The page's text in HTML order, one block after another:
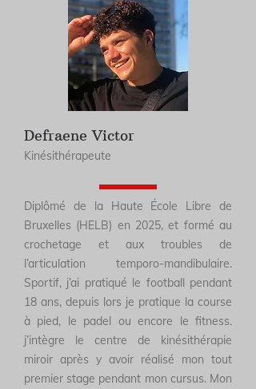
Defraene Victor
Kinésithérapeute
Diplômé de la Haute École Libre de
Bruxelles (HELB) en 2025, et formé au
crochetage et aux troubles de
l’articulation temporo-mandibulaire.
Sportif, j’ai pratiqué le football pendant
18 ans, depuis lors je pratique la course
à pied, le padel ou encore le fitness.
j’intègre le centre de kinésithérapie
miroir après y avoir réalisé mon tout
premier stage pendant mon cursus. Mon